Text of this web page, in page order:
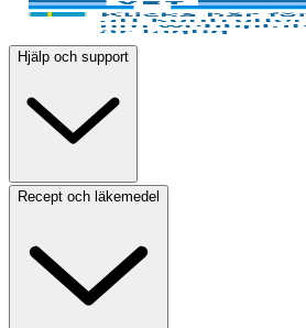
Hjälp och support
Recept och läkemedel